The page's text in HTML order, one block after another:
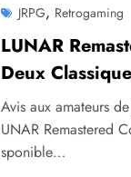
JRPG, Retrogaming
LUNAR
Deux
Reviennent !
Avis aux amateurs
UNAR Remastered
sponible…